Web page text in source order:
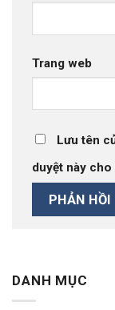
Trang web
Lưu tên
duyệt này
DANH MỤC